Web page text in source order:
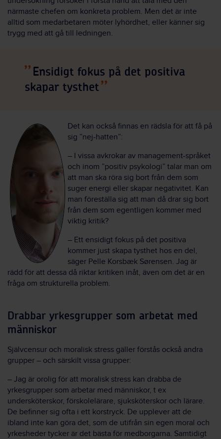
närmaste chefen om konkreta problem. Men det är inte
alltid som medarbetaren möter lyhördhet, eller känner sig
trygg med att gå till ledningen.
Ensidigt fokus på det positiva
skapar tysthet
Det kan också finnas en rädsla för att få på
sig ”nej-hatten”:
– I vissa avkrokar av management-språket
och inom ”positiv psykologi” talar man om
att man ska röra sig bort från dem som
suger energi eller skapar negativitet. Kan
man föreställa sig att man då drar sig bort
från dem som egentligen kommer med
viktig kritik?
– Ett ensidigt fokus på det positiva
kommer just skapa tysthet hos en del,
säger Pelle Korsbæk Sørensen. Jag är
rädd för att dessa då riktar kritiken inåt, även om det är en
fråga om strukturella problem.
Drabbar yrkesgrupper som arbetat med
människor
Självcensur och moralisk stress gäller förstås också andra
grupper – och särskilt vissa grupper:
– Jag är orolig för att moralisk stress kan drabba de
yrkesgrupper som arbetar med människor, t ex
undersköterskor, förskolelärare, sjuksköterskor och lärare.
De befinner sig ofta i ett korstryck. De upplever att de
ibland inte kan göra det, som de utifrån sin egen moral och
yrkesheder tycker är det bästa för medborgarna. Samtidigt